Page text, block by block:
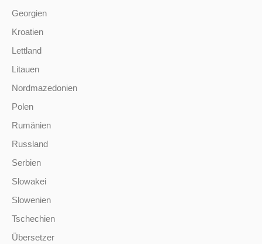
Georgien
Kroatien
Lettland
Litauen
Nordmazedonien
Polen
Rumänien
Russland
Serbien
Slowakei
Slowenien
Tschechien
Übersetzer